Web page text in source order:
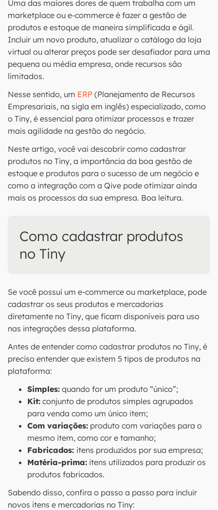
Uma das maiores dores de quem trabalha com um
marketplace ou e-commerce é fazer a gestão de
produtos e estoque de maneira simplificada e ágil.
Incluir um novo produto, atualizar o catálogo da loja
virtual ou alterar preços pode ser desafiador para uma
pequena ou média empresa, onde recursos são
limitados.
Nesse sentido, um ERP (Planejamento de Recursos
Empresariais, na sigla em inglês) especializado, como
o Tiny, é essencial para otimizar processos e trazer
mais agilidade na gestão do negócio.
Neste artigo, você vai descobrir como cadastrar
produtos no Tiny, a importância da boa gestão de
estoque e produtos para o sucesso de um negócio e
como a integração com a Qive pode otimizar ainda
mais os processos da sua empresa. Boa leitura.
Como cadastrar produtos
no Tiny
Se você possui um e-commerce ou marketplace, pode
cadastrar os seus produtos e mercadorias
diretamente no Tiny, que ficam disponíveis para uso
nas integrações dessa plataforma.
Antes de entender como cadastrar produtos no Tiny, é
preciso entender que existem 5 tipos de produtos na
plataforma:
Simples: quando for um produto “único”;
Kit: conjunto de produtos simples agrupados
para venda como um único item;
Com variações: produto com variações para o
mesmo item, como cor e tamanho;
Fabricados: itens produzidos por sua empresa;
Matéria-prima: itens utilizados para produzir os
produtos fabricados.
Sabendo disso, confira o passo a passo para incluir
novos itens e mercadorias no Tiny: